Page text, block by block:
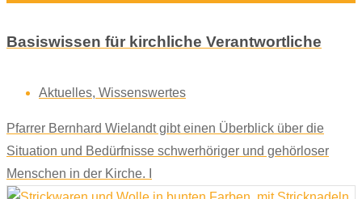
Basiswissen für kirchliche Verantwortliche
Aktuelles, Wissenswertes
Pfarrer Bernhard Wielandt gibt einen Überblick über die
Situation und Bedürfnisse schwerhöriger und gehörloser
Menschen in der Kirche. I